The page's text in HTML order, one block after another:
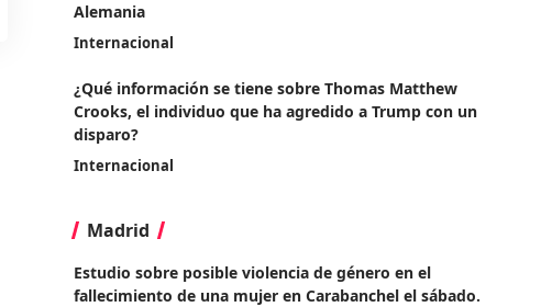
Alemania
Internacional
¿Qué información se tiene sobre Thomas Matthew
Crooks, el individuo que ha agredido a Trump con un
disparo?
Internacional
Madrid
Estudio sobre posible violencia de género en el
fallecimiento de una mujer en Carabanchel el sábado.